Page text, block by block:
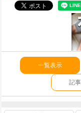
一覧表示
記